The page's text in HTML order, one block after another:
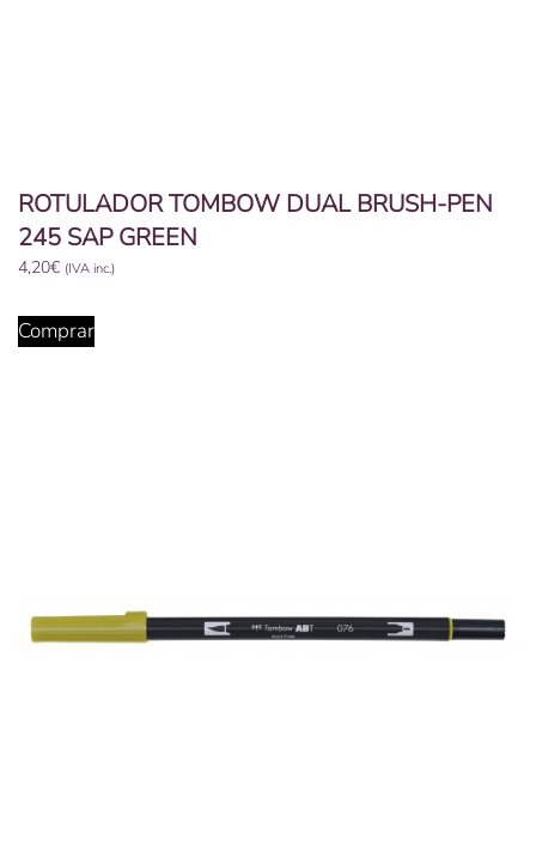
ROTULADOR TOMBOW DUAL BRUSH-PEN
245 SAP GREEN
4,20€ (IVA inc.)
Comprar